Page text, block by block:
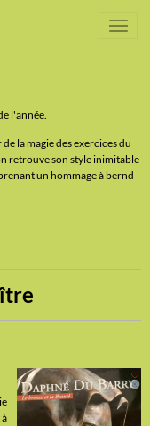
l'année.
la magie des exercices du
retrouve son style inimitable
un hommage à bernd